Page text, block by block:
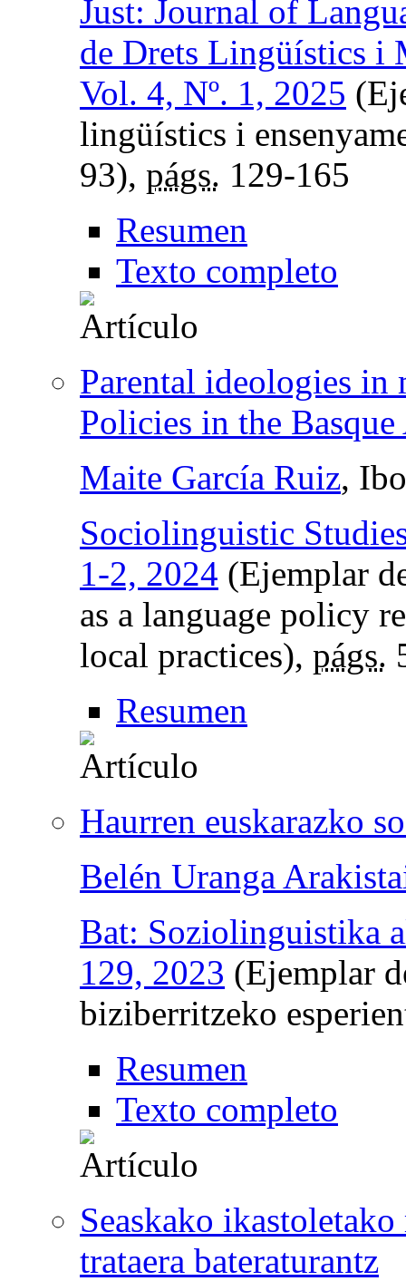
Just: Journal of
de Drets Lingüístics i
Vol. 4, Nº. 1, 2025
lingüístics i
93), págs. 129-165
Resumen
Texto completo
Parental ideologies
Policies in the
Maite García Ruiz,
Sociolinguistic
1-2, 2024 (Ejemplar
as a language policy
local practices), págs.
Resumen
Haurren euskarazko
Belén Uranga
Bat: Soziolinguistika
129, 2023 (Ejemplar
biziberritzeko
Resumen
Texto completo
Seaskako
trataera bateraturantz